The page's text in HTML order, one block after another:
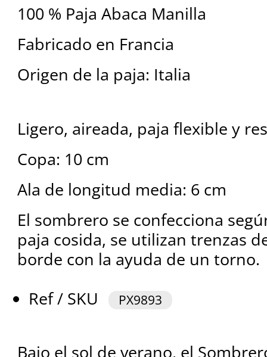
100 % Paja Abaca Manilla
Fabricado en Francia
Origen de la paja: Italia
Ligero, aireada, paja flexible y
Copa: 10 cm
Ala de longitud media: 6 cm
El sombrero se confecciona
paja cosida, se utilizan trenzas
borde con la ayuda de un torno.
Ref / SKU
PX9893
Bajo el sol de verano, el